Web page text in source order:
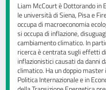
Liam McCourt è Dottorando in
le università di Siena, Pisa e
occupa di macroeconomia
si occupa di inflazione,
cambiamento climatico. In
ricerca è centrata sugli effetti
inflazionistici causati da danni
climatico. Ha un doppio master
Politica Internazionale e in